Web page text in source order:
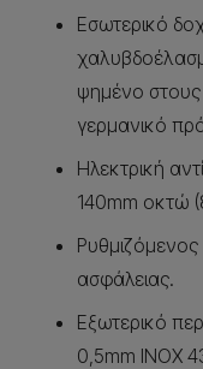
Εσωτερικό
ψημένο
γερμανικό
Ηλεκτρική
140mm οκτώ
ασφάλειας.
Εξωτερικό
0,5mm INOX